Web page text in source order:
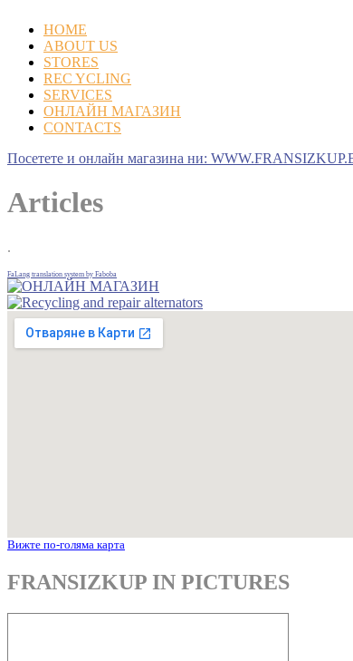
HOME
ABOUT US
STORES
REC YCLING
SERVICES
ОНЛАЙН МАГАЗИН
CONTACTS
Посетете и онлайн магазина ни:
Articles
.
FaLang translation system by Faboba
Вижте по-голяма карта
FRANSIZKUP IN PICTURES